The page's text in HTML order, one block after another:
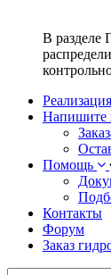
В разделе
Реализация
Напишите
Помощь
Контакты
Форум
Заказ